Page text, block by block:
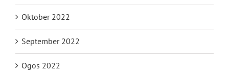
Oktober 2022
September 2022
Ogos 2022